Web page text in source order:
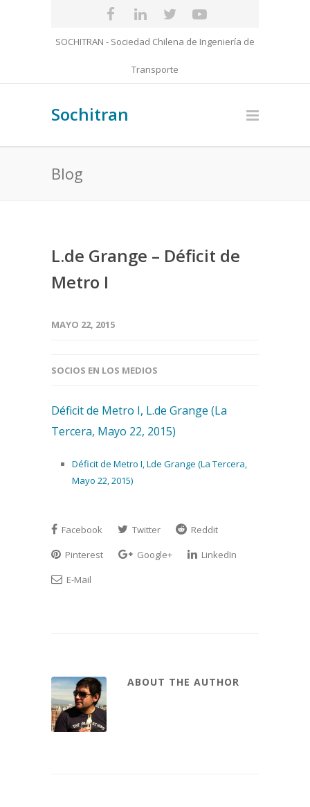
SOCHITRAN - Sociedad Chilena de Ingeniería de
Transporte
Sochitran
Blog
L.de Grange – Déficit de
Metro I
MAYO 22, 2015
SOCIOS EN LOS MEDIOS
Déficit de Metro I, L.de Grange (La
Tercera, Mayo 22, 2015)
Déficit de Metro I, Lde Grange (La Tercera,
Mayo 22, 2015)
Facebook Twitter
Reddit
Pinterest
Google+
LinkedIn
E-Mail
ABOUT THE AUTHOR